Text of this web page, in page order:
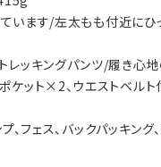
います/左太もも付近に
キングパンツ/履き心地
ケット×2、ウエストベル
フェス、バックパッキング